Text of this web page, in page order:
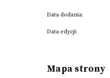
Data dodania:
Data edycji:
Mapa strony